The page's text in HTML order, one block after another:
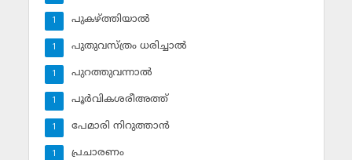
പുകഴ്ത്തിയാല്‍
1
പുതുവസ്ത്രം ധരിച്ചാല്‍
1
പുറത്തുവന്നാല്‍
1
പൂര്‍വികശരീഅത്ത്
1
പേമാരി നിറുത്താന്‍
1
പ്രചാരണം
1